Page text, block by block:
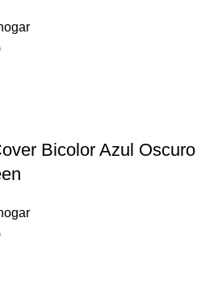
Bicolor Azul Oscuro